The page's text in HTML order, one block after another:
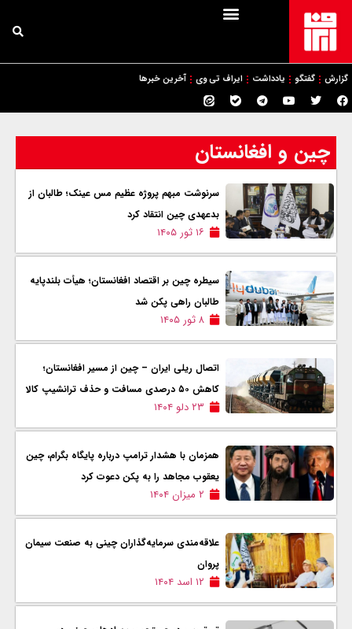
گزارش گفتگو یادداشت ایراف تی وی آخرین خبرها
چین و افغانستان
سرنوشت مبهم پروژه عظیم مس عینک؛ طالبان از
بدعهدی چین انتقاد کرد
۱۶ ثور ۱۴۰۵
سیطره چین بر اقتصاد افغانستان؛ هیأت بلندپایه
طالبان راهی پکن شد
۸ ثور ۱۴۰۵
اتصال ریلی ایران – چین از مسیر افغانستان؛
کاهش ۵۰ درصدی مسافت و حذف ترانشیپ کالا
۲۳ دلو ۱۴۰۴
همزمان با هشدار ترامپ درباره پایگاه بگرام، چین
یعقوب مجاهد را به پکن دعوت کرد
۲ میزان ۱۴۰۴
علاقه‌مندی سرمایه‌گذاران چینی به صنعت سیمان
پروان
۱۲ اسد ۱۴۰۴